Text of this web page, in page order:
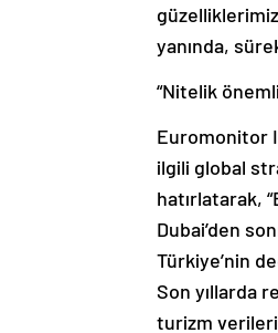
yanında,
“Nitelik
Euromonitor
ilgili global
hatırlatarak,
Dubai’den
Türkiye’nin
Son yıllarda
turizm